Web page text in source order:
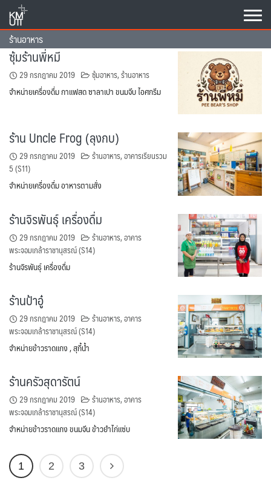
content
ร้านอาหาร
ซุ้มร้านพี่หมี
29 กรกฎาคม 2019 ซุ้มอาหาร,ร้านอาหาร
จำหน่ายเครื่องดื่ม กาแฟสด ซาลาเปา ขนมจีบ ไอศกรีม
ร้าน Uncle Frog (ลุงกบ)
29 กรกฎาคม 2019 ร้านอาหาร,อาคารเรียนรวม
5 (S11)
จำหน่ายเครื่องดื่ม อาหารตามสั่ง
ร้านจิรพันธุ์ เครื่องดื่ม
29 กรกฎาคม 2019 ร้านอาหาร,อาคาร
พระจอมเกล้าราชานุสรณ์ (S14)
ร้านจิรพันธุ์ เครื่องดื่ม
ร้านป้าอู๋
29 กรกฎาคม 2019 ร้านอาหาร,อาคาร
พระจอมเกล้าราชานุสรณ์ (S14)
จำหน่ายข้าวราดแกง , สุกี้น้ำ
ร้านครัวสุดารัตน์
29 กรกฎาคม 2019 ร้านอาหาร,อาคาร
พระจอมเกล้าราชานุสรณ์ (S14)
จำหน่ายข้าวราดแกง ขนมจีน ข้าวยำไก่แซ่บ
1 2 3